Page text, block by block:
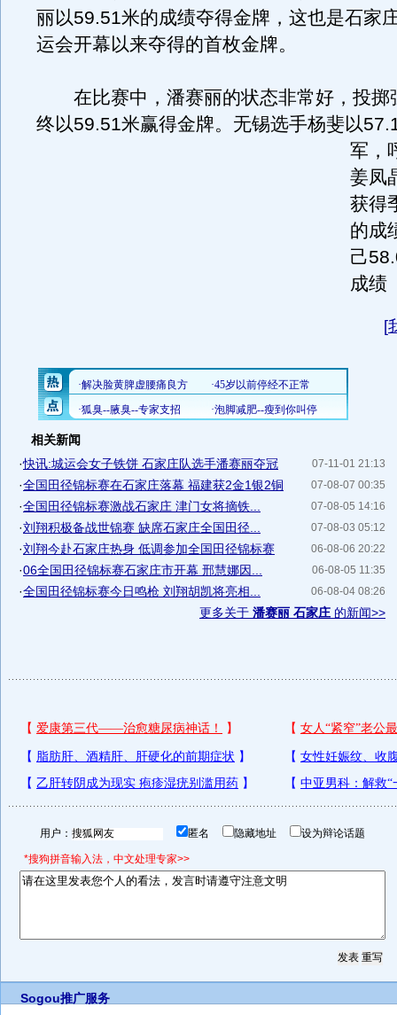
丽以59.51米的成绩夺得金牌，这也是石家
运会开幕以来夺得的首枚金牌。
在比赛中，潘赛丽的状态非常好，投掷
终以59.51米赢得金牌。 无锡选手杨斐以
军，
姜凤
获得
的成
己
成绩
[
相关新闻
07-11-01 21:13
·快讯:城运会女子铁饼 石家庄队选手潘赛丽夺冠
07-08-07 00:35
·全国田径锦标赛在石家庄落幕 福建获2金1银2铜
07-08-05 14:16
·全国田径锦标赛激战石家庄 津门女将摘铁...
07-08-03 05:12
·刘翔积极备战世锦赛 缺席石家庄全国田径...
06-08-06 20:22
·刘翔今赴石家庄热身 低调参加全国田径锦标赛
06-08-05 11:35
·06全国田径锦标赛石家庄市开幕 邢慧娜因...
06-08-04 08:26
·全国田径锦标赛今日鸣枪 刘翔胡凯将亮相...
更多关于 潘赛丽 石家庄 的新闻>>
用户： 匿名 隐藏地址 设为辩论话题
*搜狗拼音输入法，中文处理专家>>
Sogou推广服务